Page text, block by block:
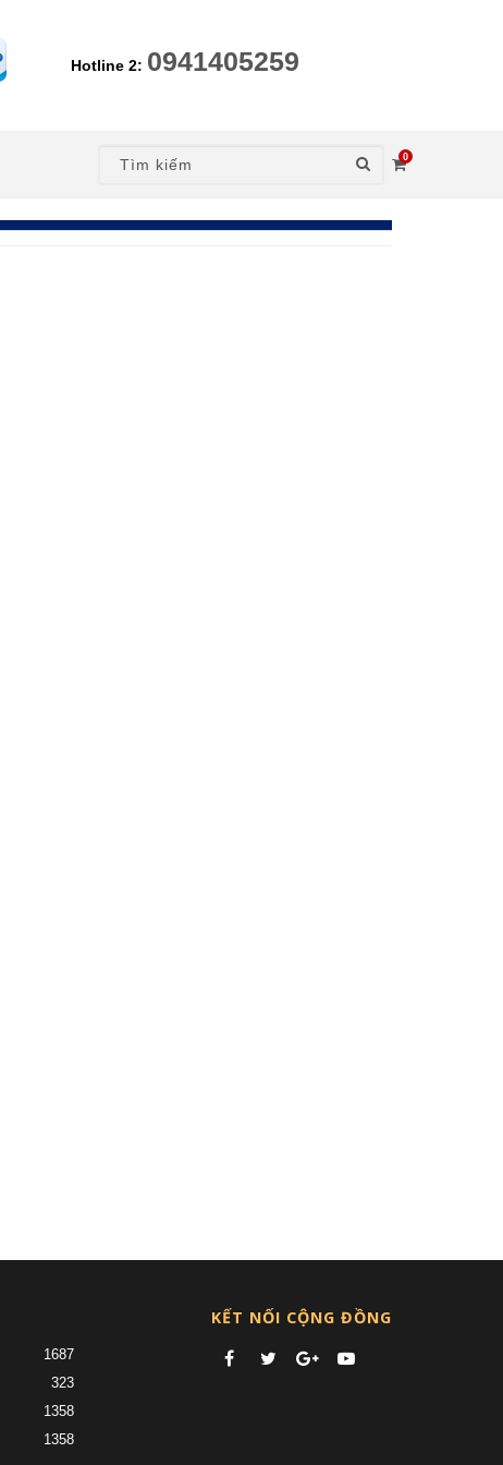
Hotline 2: 0941405259
0
1687
323
1358
1358
KẾT NỐI CỘNG ĐỒNG